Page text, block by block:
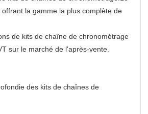
la gamme la plus complète de
de kits de chaîne de chronométrage
sur le marché de l'après-vente.
des kits de chaînes de